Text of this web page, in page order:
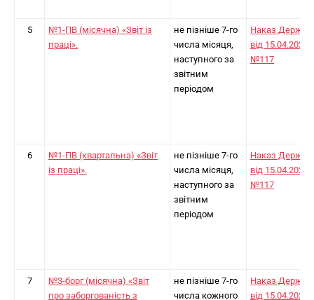
5
№1-ПВ (місячна) «Звіт із
праці».
не пізніше 7-го
числа місяця,
наступного за
звітним
періодом
Наказ
від 15.04.2024
№117
6
№1-ПВ (квартальна) «Звіт
із праці».
не пізніше 7-го
числа місяця,
наступного за
звітним
періодом
Наказ
від 15.04.2024
№117
7
№3-борг (місячна) «Звіт
про заборгованість з
не пізніше 7-го
числа кожного
Наказ
від 15.04.2024